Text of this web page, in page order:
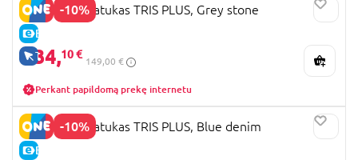
-10%
E-KAINA
TIK INTERNETU
LIONELO triratukas TRIS PLUS, Grey stone
134,10 €
149,00 €
Perkant papildomą prekę internetu
-10%
E-KAINA
LIONELO triratukas TRIS PLUS, Blue denim